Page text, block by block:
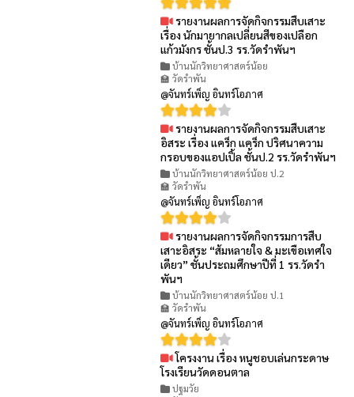
รายงานผลการจัดกิจกรรมสืบเสาะ
เรื่อง นักมายากลเปลี่ยนสีของเปลือก
แก้วมังกร ชั้นป.3 รร.วัดรำพันฯ
บ้านนักวิทยาศาสตร์น้อย
🏫 วัดรำพัน
@จันทร์เพ็ญ อินทร์โอภาศ
รายงานผลการจัดกิจกรรมสืบเสาะ
อิสระ เรื่อง แคร็ก แคร็ก ปริศนาความ
กรอบของแอปเปิ้ล ชั้นป.2 รร.วัดรำพันฯ
บ้านนักวิทยาศาสตร์น้อย ป.2
🏫 วัดรำพัน
@จันทร์เพ็ญ อินทร์โอภาศ
รายงานผลการจัดกิจกรรมการสืบ
เสาะอิสระ “ส้มหลายใจ & มะเขือเทศใจ
เดียว” ชั้นประถมศึกษาปีที่ 1 รร.วัดรำ
พันฯ
บ้านนักวิทยาศาสตร์น้อย ป.1
🏫 วัดรำพัน
@จันทร์เพ็ญ อินทร์โอภาศ
โครงงาน เรื่อง หนูชอบเล่นกระดาษ
โรงเรียนวัดดอนตาล
ปฐมวัย